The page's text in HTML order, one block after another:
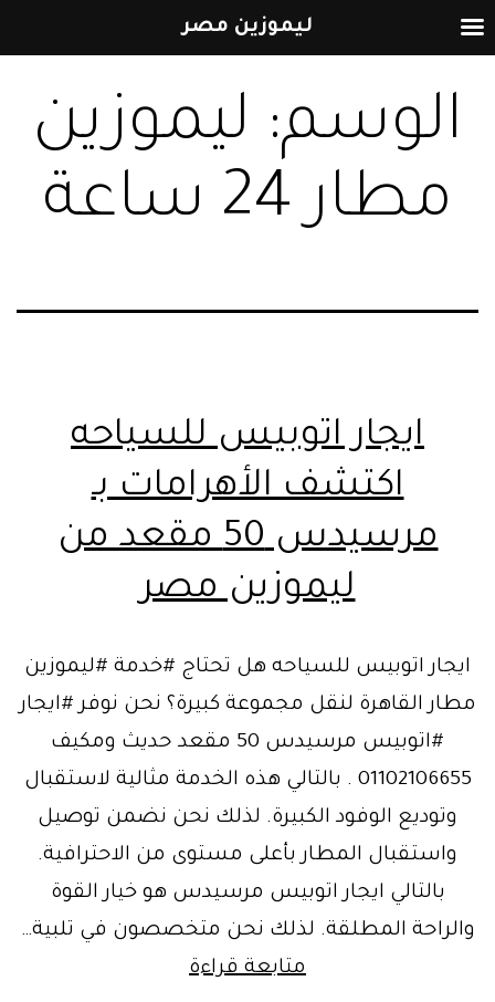
المحتوى
الوسم: ليموزين
مطار 24 ساعة
ايجار اتوبيس للسياحه
اكتشف الأهرامات بـ
مرسيدس 50 مقعد من
ليموزين مصر
ايجار اتوبيس للسياحه هل تحتاج #خدمة #ليموزين
مطار القاهرة لنقل مجموعة كبيرة؟ نحن نوفر #ايجار
#اتوبيس مرسيدس 50 مقعد حديث ومكيف
01102106655 . بالتالي هذه الخدمة مثالية لاستقبال
وتوديع الوفود الكبيرة. لذلك نحن نضمن توصيل
واستقبال المطار بأعلى مستوى من الاحترافية.
بالتالي ايجار اتوبيس مرسيدس هو خيار القوة
والراحة المطلقة. لذلك نحن متخصصون في تلبية…
متابعة قراءةايجار
ليموزين مصر